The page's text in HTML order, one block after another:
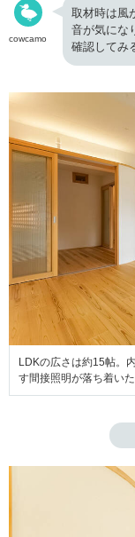
cowcamo
取材時は風
音が気にな
確認してみ
LDKの広さは約15帖。
す間接照明が落ち着いた